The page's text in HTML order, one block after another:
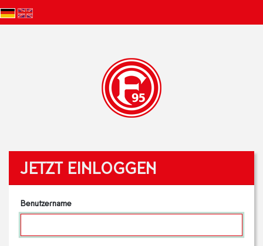
JETZT EINLOGGEN
Benutzername